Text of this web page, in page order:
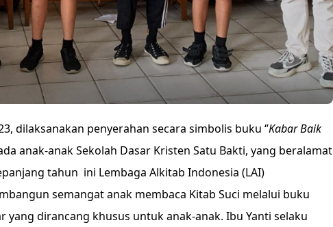
dilaksanakan penyerahan secara simbolis buku ‘’Kabar Baik
anak-anak Sekolah Dasar Kristen Satu Bakti, yang beralamat
tahun ini Lembaga Alkitab Indonesia (LAI)
semangat anak membaca Kitab Suci melalui buku
yang dirancang khusus untuk anak-anak. Ibu Yanti selaku